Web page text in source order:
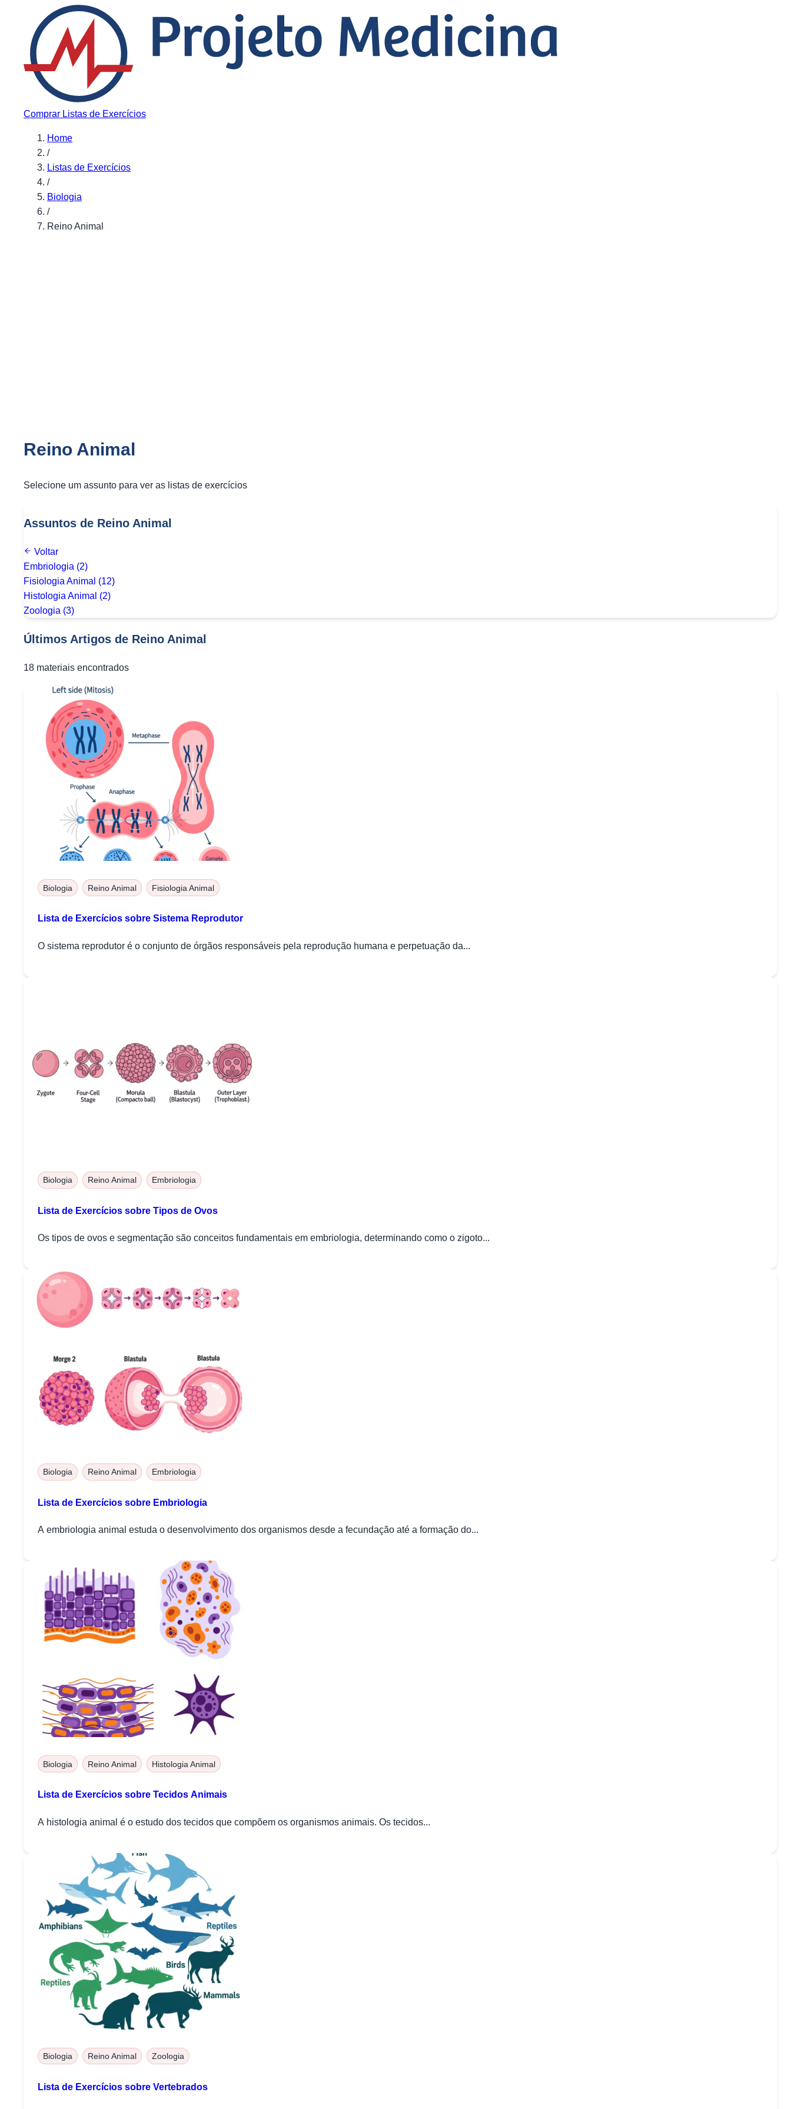
Pular para o conteúdo
Comprar Listas de Exercícios
Home
/
Listas de Exercícios
/
Biologia
/
Reino Animal
Reino Animal
Selecione um assunto para ver as listas de exercícios
Assuntos de Reino Animal
Voltar
Embriologia (2)
Fisiologia Animal (12)
Histologia Animal (2)
Zoologia (3)
Últimos Artigos de Reino Animal
18 materiais encontrados
Biologia Reino Animal Fisiologia Animal
Lista de Exercícios sobre Sistema Reprodutor
O sistema reprodutor é o conjunto de órgãos responsáveis pela reprodução humana e perpetuação da...
Biologia Reino Animal Embriologia
Lista de Exercícios sobre Tipos de Ovos
Os tipos de ovos e segmentação são conceitos fundamentais em embriologia, determinando como o zigoto...
Biologia Reino Animal Embriologia
Lista de Exercícios sobre Embriologia
A embriologia animal estuda o desenvolvimento dos organismos desde a fecundação até a formação do...
Biologia Reino Animal Histologia Animal
Lista de Exercícios sobre Tecidos Animais
A histologia animal é o estudo dos tecidos que compõem os organismos animais. Os tecidos...
Biologia Reino Animal Zoologia
Lista de Exercícios sobre Vertebrados